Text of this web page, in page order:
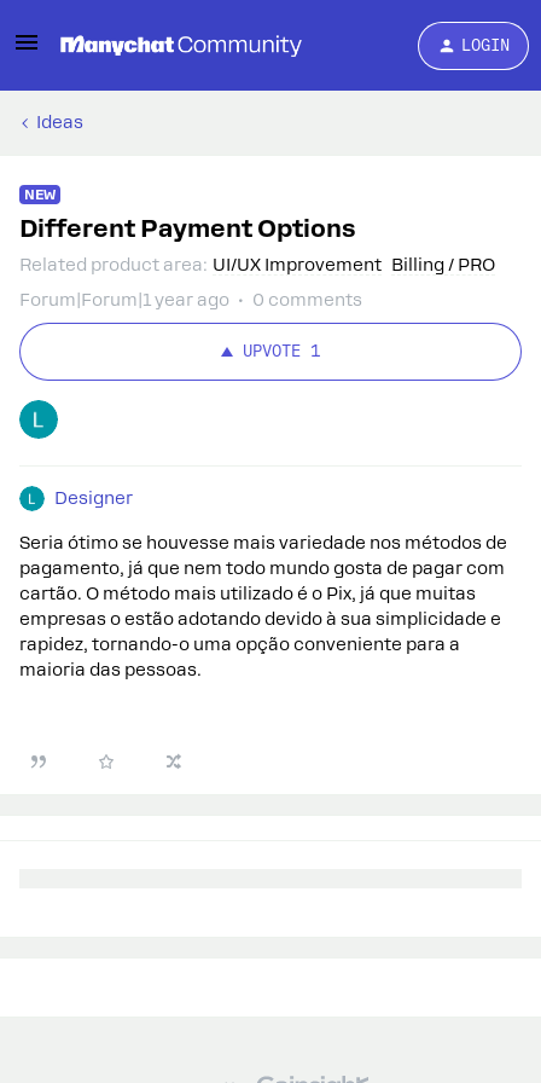
LOGIN
Ideas
NEW
Different Payment Options
Related product area: UI/UX Improvement Billing / PRO
Forum|Forum|1 year ago
0 comments
UPVOTE 1
Designer
Seria ótimo se houvesse mais variedade nos métodos de
pagamento, já que nem todo mundo gosta de pagar com
cartão. O método mais utilizado é o Pix, já que muitas
empresas o estão adotando devido à sua simplicidade e
rapidez, tornando-o uma opção conveniente para a
maioria das pessoas.